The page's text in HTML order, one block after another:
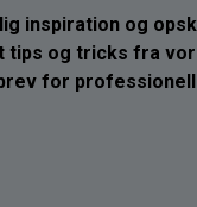
inspiration og
tips og tricks fra
for